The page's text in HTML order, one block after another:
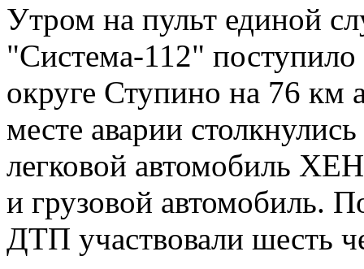
Утром на пульт единой
"Система-112"
округе Ступино на 76
месте аварии
легковой автомобиль
и грузовой автомобиль.
ДТП участвовали шесть